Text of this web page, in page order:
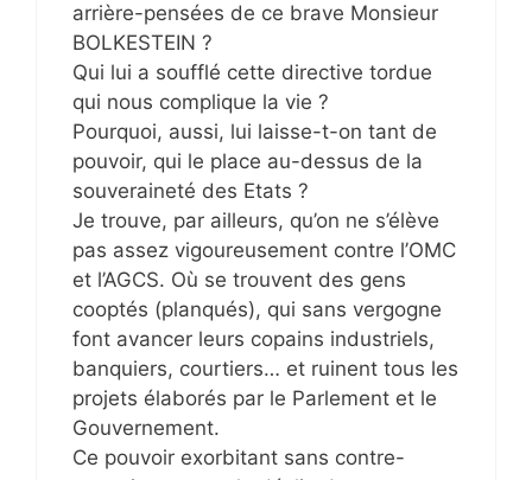
arrière-pensées de ce brave Monsieur
BOLKESTEIN ?
Qui lui a soufflé cette directive tordue
qui nous complique la vie ?
Pourquoi, aussi, lui laisse-t-on tant de
pouvoir, qui le place au-dessus de la
souveraineté des Etats ?
Je trouve, par ailleurs, qu’on ne s’élève
pas assez vigoureusement contre l’OMC
et l’AGCS. Où se trouvent des gens
cooptés (planqués), qui sans vergogne
font avancer leurs copains industriels,
banquiers, courtiers… et ruinent tous les
projets élaborés par le Parlement et le
Gouvernement.
Ce pouvoir exorbitant sans contre-